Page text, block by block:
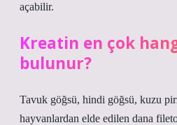
açabilir.
Kreatin en çok
bulunur?
Tavuk göğsü, hindi göğsü, kuzu
hayvanlardan elde edilen dana